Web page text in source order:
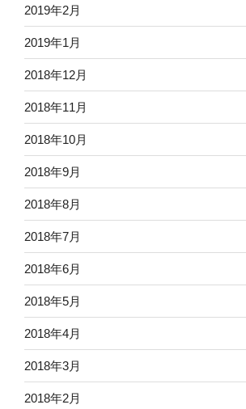
2019年2月
2019年1月
2018年12月
2018年11月
2018年10月
2018年9月
2018年8月
2018年7月
2018年6月
2018年5月
2018年4月
2018年3月
2018年2月